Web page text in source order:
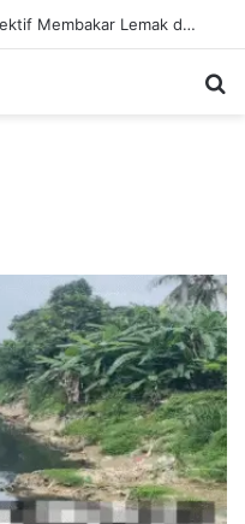
Kardio Outdoor Ringan yang Efektif Membakar Lemak dan Menyegarkan Tubuh Anda